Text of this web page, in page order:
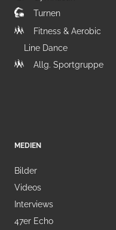
Turnen
Fitness & Aerobic
Line Dance
Allg. Sportgruppe
MEDIEN
Bilder
Videos
Interviews
47er Echo